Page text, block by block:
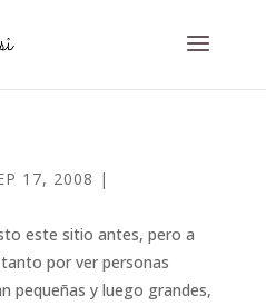
17, 2008 |
este sitio antes, pero a
por ver personas
pequeñas y luego grandes,